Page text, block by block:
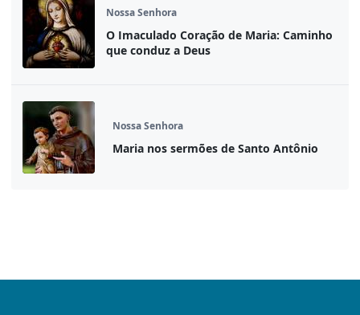
Nossa Senhora
O Imaculado Coração de Maria: Caminho
que conduz a Deus
Nossa Senhora
Maria nos sermões de Santo Antônio